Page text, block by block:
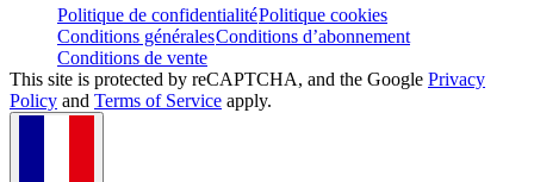
Politique de confidentialitéPolitique cookies
Conditions généralesConditions d’abonnement
Conditions de vente
This site is protected by reCAPTCHA, and the Google Privacy
Policy and Terms of Service apply.